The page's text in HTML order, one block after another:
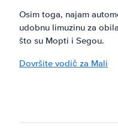
Osim toga, najam
udobnu limuzinu za
što su Mopti i Segou.
Dovršite vodič za Mali